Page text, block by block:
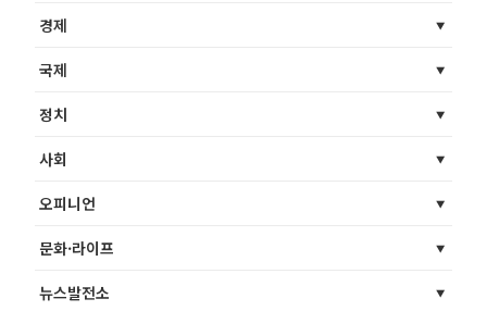
경제
국제
정치
사회
오피니언
문화·라이프
뉴스발전소